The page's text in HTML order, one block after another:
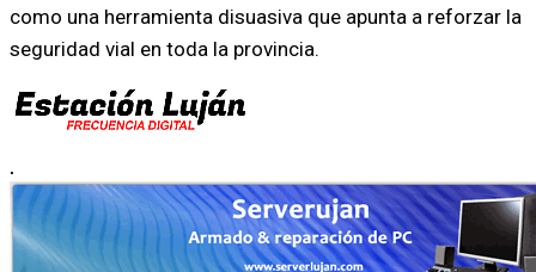
como una herramienta disuasiva que apunta a reforzar la
seguridad vial en toda la provincia.
.